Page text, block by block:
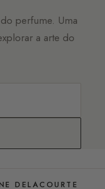
perfume. Uma
a arte do
DELACOURTE